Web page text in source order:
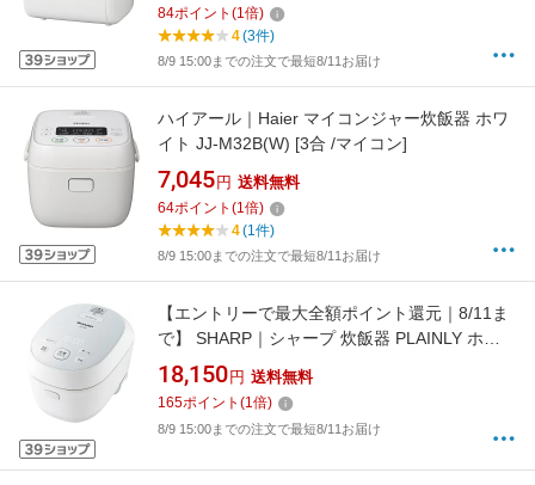
84ポイント (1倍)
4(3件)
8/9 15:00までの注文で最短8/11お届け
ハイアール｜Haier マイコンジャー炊飯器 ホワ
イト JJ-M32B(W) [3合 /マイコン]
7,045 円 送料無料
64ポイント (1倍)
4(1件)
8/9 15:00までの注文で最短8/11お届け
【エントリーで最大全額ポイント還元｜8/11ま
で】 SHARP｜シャープ 炊飯器 PLAINLY ホワ
イト系 KS-HF05B-W [3合 /IH]
【rb_cooking_cpn】
18,150 円 送料無料
165ポイント (1倍)
8/9 15:00までの注文で最短8/11お届け